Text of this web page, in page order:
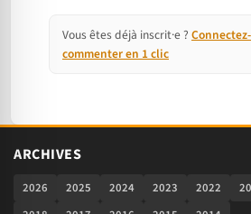
Vous êtes déjà inscrit·e ?
commenter en 1 clic
ARCHIVES
2026 2025 2024 2023 2022